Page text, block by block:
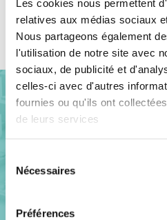
Les cookies nous permettent
relatives aux médias sociaux
Nous partageons également
l'utilisation de notre site avec
sociaux, de publicité et
celles-ci avec d'autres
fournies ou qu'ils ont
de leurs services
Nécessaires
Préférences
Précédent Retour